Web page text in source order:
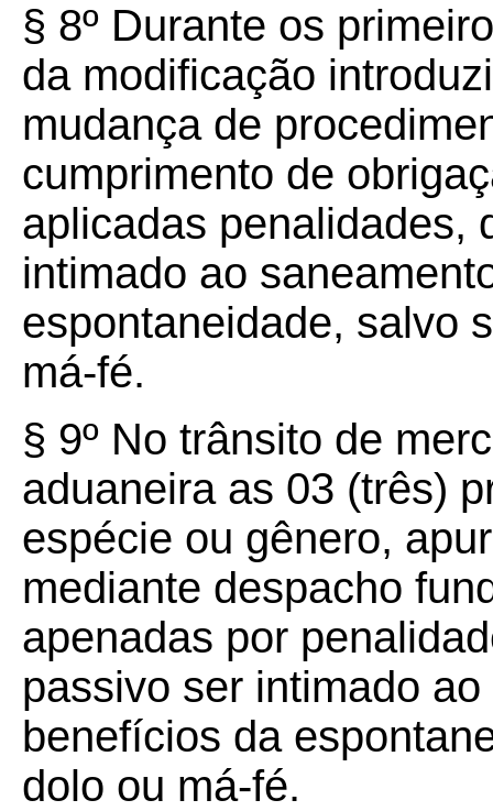
§ 8º Durante os
da modificação
mudança de
cumprimento de
aplicadas penalidades,
intimado ao
espontaneidade, salvo
má-fé.
§ 9º No trânsito de
aduaneira as 03 (três)
espécie ou gênero,
mediante despacho
apenadas por
passivo ser intimado
benefícios da
dolo ou má-fé.